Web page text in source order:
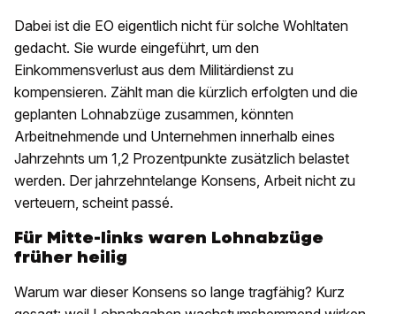
Dabei ist die EO eigentlich nicht für solche Wohltaten
gedacht. Sie wurde eingeführt, um den
Einkommensverlust aus dem Militärdienst zu
kompensieren. Zählt man die kürzlich erfolgten und die
geplanten Lohnabzüge zusammen, könnten
Arbeitnehmende und Unternehmen innerhalb eines
Jahrzehnts um 1,2 Prozentpunkte zusätzlich belastet
werden. Der jahrzehntelange Konsens, Arbeit nicht zu
verteuern, scheint passé.
Für Mitte-links waren Lohnabzüge
früher heilig
Warum war dieser Konsens so lange tragfähig? Kurz